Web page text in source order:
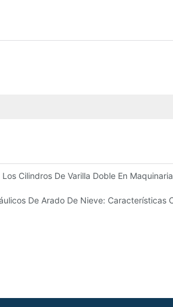
Cilindros De Varilla Doble En
De Arado De Nieve: Características